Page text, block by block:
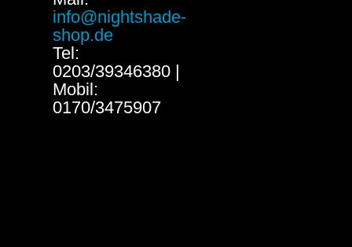
info@nightshade-
shop.de
Tel:
0203/39346380 |
Mobil:
0170/3475907